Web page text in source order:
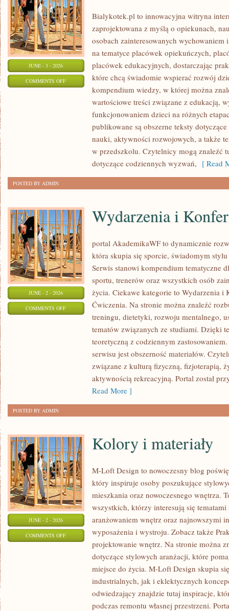
JUNE - 3 - 2026
COMMENTS OFFON
Bialykotek.pl to innowacyjna witryna
zaprojektowana z myślą o opiekunach,
osobach zainteresowanych
na tematyce placówek opiekuńczych,
placówek edukacyjnych, dostarczając
które chcą świadomie wspierać rozwój
kompendium wiedzy, w której można
wartościowe treści związane z edukacją,
funkcjonowaniem dzieci na różnych
publikowane są obszerne teksty
nauki, aktywności rozwojowych, a także
w przedszkolu. Czytelnicy mogą znaleźć
dotyczące codziennych wyzwań, [ Read
POSTED BY ADMIN
JUNE - 2 - 2026
COMMENTS OFFON
WYDARZENIA
KONFERENCJE
Wydarzenia i
portal AkademikaWF to dynamicznie
która skupia się sporcie, świadomym
Serwis stanowi kompendium tematyczne
sportu, trenerów oraz wszystkich osób
życia. Ciekawe kategorie to Wydarzenia i
Ćwiczenia. Na stronie można znaleźć
treningu, dietetyki, rozwoju mentalnego,
tematów związanych ze studiami. Dzięki
teoretyczną z codziennym
serwisu jest obszerność materiałów.
związane z kulturą fizyczną, fizjoterapią,
aktywnością rekreacyjną. Portal został
Read More ]
POSTED BY ADMIN
JUNE - 2 - 2026
COMMENTS OFFON
MATERIAŁY
Kolory i materiały
M-Loft Design to nowoczesny blog
który inspiruje osoby poszukujące
mieszkania oraz nowoczesnego wnętrza.
wszystkich, którzy interesują się
aranżowaniem wnętrz oraz najnowszymi
wyposażenia i wystroju. Zobacz także
projektowanie wnętrz. Na stronie można
dotyczące stylowych aranżacji, które
miejsce do życia. M-Loft Design skupia
industrialnych, jak i eklektycznych
odwiedzający znajdzie tutaj inspiracje,
podczas remontu własnej przestrzeni.